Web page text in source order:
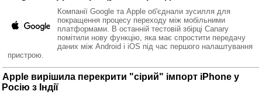
Компанії Google та Apple об'єднали зусилля для
покращення процесу переходу між мобільними
платформами. В останній тестовій збірці Canary
помітили нову функцію, яка має спростити передачу
даних між Android і iOS під час першого налаштування
пристрою.
Apple вирішила перекрити "сірий" імпорт iPhone у
Росію з Індії